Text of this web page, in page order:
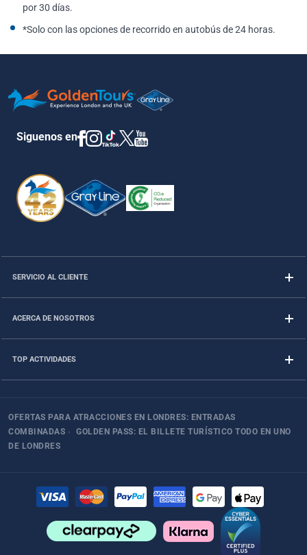
por 30 días.
*Solo con las opciones de recorrido en autobús de 24 horas.
Siguenos en
SERVICIO AL CLIENTE
ACERCA DE NOSOTROS
TOP ACTIVIDADES
OFERTAS PARA ATRACCIONES EN LONDRES: ENTRADAS
COMBINADAS ›
GOLDEN PASS: EL BILLETE TURÍSTICO TODO EN UNO
DE LONDRES